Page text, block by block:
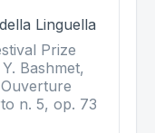
Linguella
Prize
Bashmet,
n. 5, op. 73